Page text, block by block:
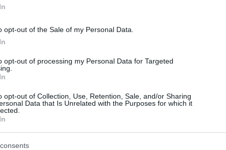
opt-out of the Sale of my Personal Data.
opt-out of processing my Personal Data for Targeted
opt-out of Collection, Use, Retention, Sale, and/or Sharing
Data that Is Unrelated with the Purposes for which it
με τριάρα από την έδρα της Φέγενορντ
το εισιτήριό της για τη φάση των «16» του
Μαζί της για... παρέα πήρε και τη
νωρίτερα επικράτησε της Σέλτικ), με τις δυο
για τον τελικό πρωτιάς του ομίλου
αγωνιστική. Στο Europa League θα
οι πρωταθλητές Ολλανδίας που κόντρα στους
σκόραραν δύο αυτογκόλ!